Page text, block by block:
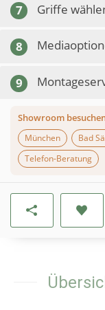
7 Griffe
8
9
Showroom
München
Bad
Telefon-Beratung